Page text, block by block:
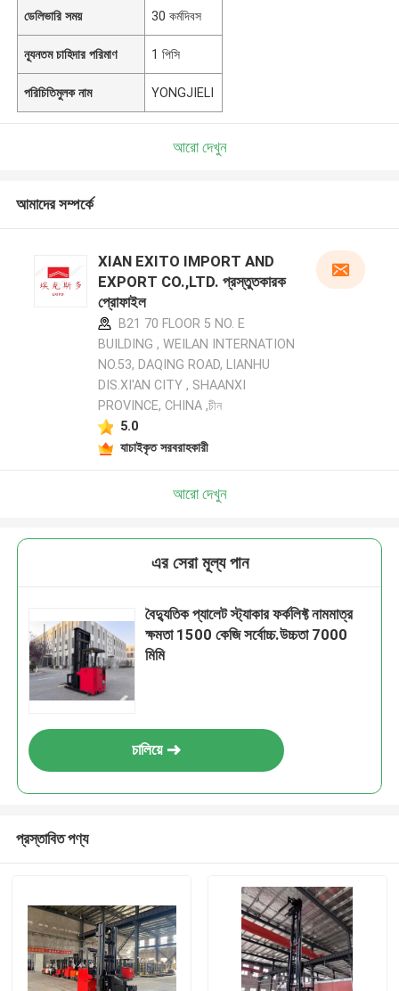
ডেলিভারি সময় 30 কর্মদিবস
ন্যূনতম চাহিদার পরিমাণ 1 পিসি
পরিচিতিমুলক নাম YONGJIELI
আরো দেখুন
আমাদের সম্পর্কে
XIAN EXITO IMPORT AND
EXPORT CO.,LTD. প্রস্তুতকারক
প্রোফাইল
B21 70 FLOOR 5 NO. E
BUILDING , WEILAN INTERNATION
NO.53, DAQING ROAD, LIANHU
DIS.XI'AN CITY , SHAANXI
PROVINCE, CHINA ,চীন
5.0
যাচাইকৃত সরবরাহকারী
আরো দেখুন
এর সেরা মূল্য পান
বৈদ্যুতিক প্যালেট স্ট্যাকার ফর্কলিফ্ট নামমাত্র
ক্ষমতা 1500 কেজি সর্বোচ্চ.উচ্চতা 7000
মিমি
চালিয়ে
প্রস্তাবিত পণ্য